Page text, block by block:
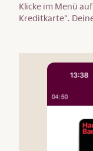
Klicke im Menü
Kreditkarte".